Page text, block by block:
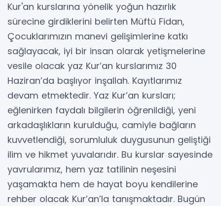
Kur'an kurslarına yönelik yoğun hazırlık
sürecine girdiklerini belirten Müftü Fidan,
Çocuklarımızın manevi gelişimlerine katkı
sağlayacak, iyi bir insan olarak yetişmelerine
vesile olacak yaz Kur’an kurslarımız 30
Haziran’da başlıyor inşallah. Kayıtlarımız
devam etmektedir. Yaz Kur’an kursları;
eğlenirken faydalı bilgilerin öğrenildiği, yeni
arkadaşlıkların kurulduğu, camiyle bağların
kuvvetlendiği, sorumluluk duygusunun geliştiği
ilim ve hikmet yuvalarıdır. Bu kurslar sayesinde
yavrularımız, hem yaz tatilinin neşesini
yaşamakta hem de hayat boyu kendilerine
rehber olacak Kur’an’la tanışmaktadır. Bugün